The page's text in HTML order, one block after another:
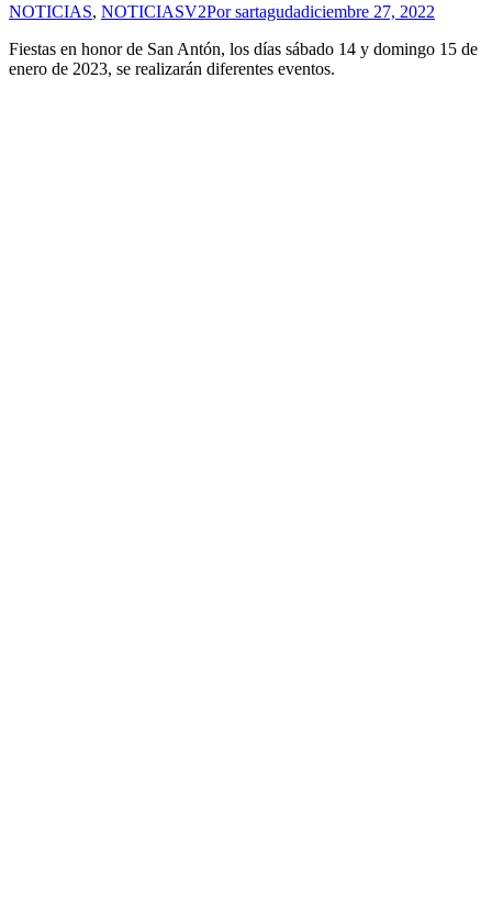
NOTICIAS, NOTICIASV2Porsartagudadiciembre 27, 2022
Fiestas en honor de San Antón, los días sábado 14 y domingo 15 de
enero de 2023, se realizarán diferentes eventos.